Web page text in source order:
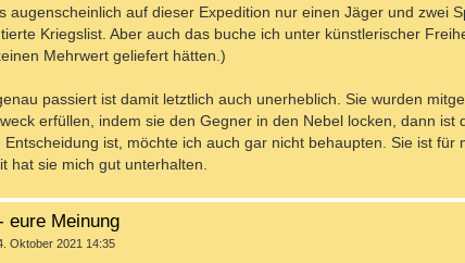
augenscheinlich auf dieser Expedition nur einen Jäger und zwei
Kriegslist. Aber auch das buche ich unter künstlerischer
Mehrwert geliefert hätten.)
passiert ist damit letztlich auch unerheblich. Sie wurden
erfüllen, indem sie den Gegner in den Nebel locken, dann ist
ist, möchte ich auch gar nicht behaupten. Sie ist für
hat sie mich gut unterhalten.
eure Meinung
Oktober 2021 14:35